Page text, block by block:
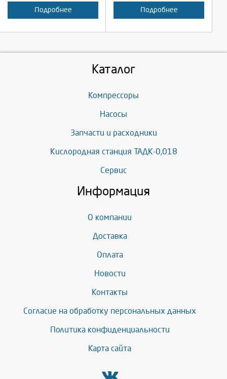
Подробнее Подробнее
Каталог
Компрессоры
Насосы
Запчасти и расходники
Кислородная станция ТАДК-0,018
Сервис
Информация
О компании
Доставка
Оплата
Новости
Контакты
Согласие на обработку персональных данных
Политика конфиденциальности
Карта сайта